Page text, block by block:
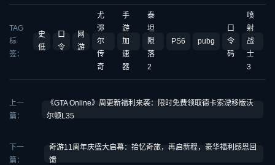
TAG
标
签：
史
低
口
令
网
游
尤
弥
尔
传
奇
手
游
加
速
器
泰
坦
陨
落
2
PS6 pubg
口
令
码
喷
射
战
士
3
上一
篇：
《GTA Online》周更新福利来袭：限时免费领取德卡索漂移版沃
尔顿L35
下一
篇：
奇游11周年庆盛大启幕：拾忆奇旅，再启新程，豪华福利感恩回
馈